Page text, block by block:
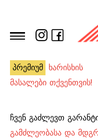
პრემიუმ ხარისხის
მასალები თქვენთვის!
ჩვენ გაძლევთ
გამძლეობასა და